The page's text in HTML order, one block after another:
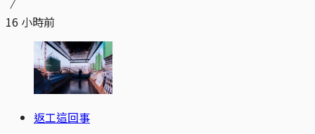
16 小時前
返工這回事